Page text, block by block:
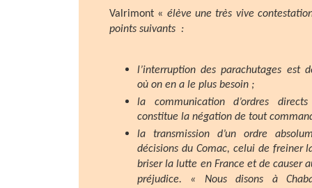
Valrimont « élève une très vive
points suivants :
l’interruption des parachutages est
où on en a le plus besoin ;
la communication d’ordres
constitue la négation de tout
la transmission d’un ordre
décisions du Comac, celui de freiner
briser la lutte en France et de causer
préjudice. « Nous disons à